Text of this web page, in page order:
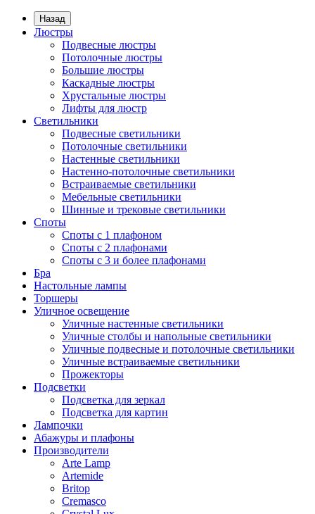
Назад
Люстры
Подвесные люстры
Потолочные люстры
Большие люстры
Каскадные люстры
Хрустальные люстры
Лифты для люстр
Светильники
Подвесные светильники
Потолочные светильники
Настенные светильники
Настенно-потолочные светильники
Встраиваемые светильники
Мебельные светильники
Шинные и трековые светильники
Споты
Споты с 1 плафоном
Споты с 2 плафонами
Споты с 3 и более плафонами
Бра
Настольные лампы
Торшеры
Уличное освещение
Уличные настенные светильники
Уличные столбы и напольные светильники
Уличные подвесные и потолочные светильники
Уличные встраиваемые светильники
Прожекторы
Подсветки
Подсветка для зеркал
Подсветка для картин
Лампочки
Абажуры и плафоны
Производители
Arte Lamp
Artemide
Britop
Cremasco